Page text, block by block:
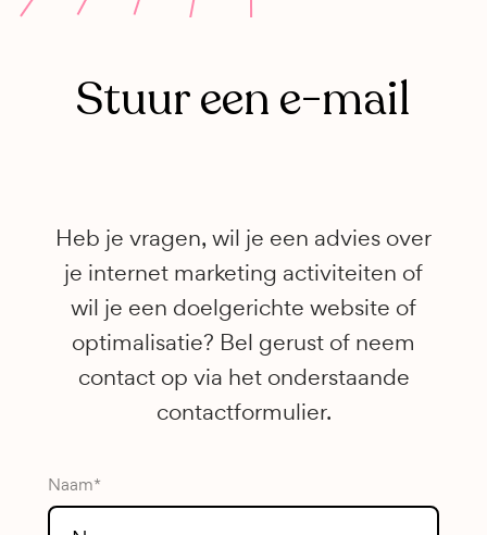
Stuur een e-mail
Heb je vragen, wil je een advies over
je internet marketing activiteiten of
wil je een doelgerichte website of
optimalisatie? Bel gerust of neem
contact op via het onderstaande
contactformulier.
Naam*